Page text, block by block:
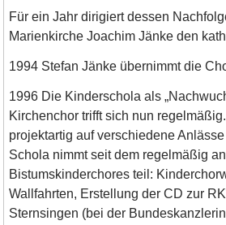
Für ein Jahr dirigiert dessen
Marienkirche Joachim Jänke den
1994 Stefan Jänke übernimmt die
1996 Die Kinderschola als
Kirchenchor trifft sich nun
projektartig auf verschiedene
Schola nimmt seit dem regelmäßig
Bistumskinderchores teil:
Wallfahrten, Erstellung der CD zur
Sternsingen (bei der